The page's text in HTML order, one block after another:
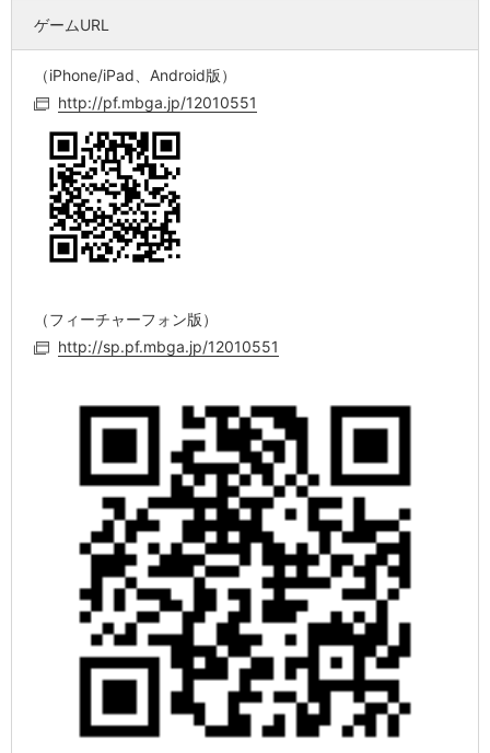
ゲームURL
（iPhone/iPad、Android版）
http://pf.mbga.jp/12010551
（フィーチャーフォン版）
http://sp.pf.mbga.jp/12010551